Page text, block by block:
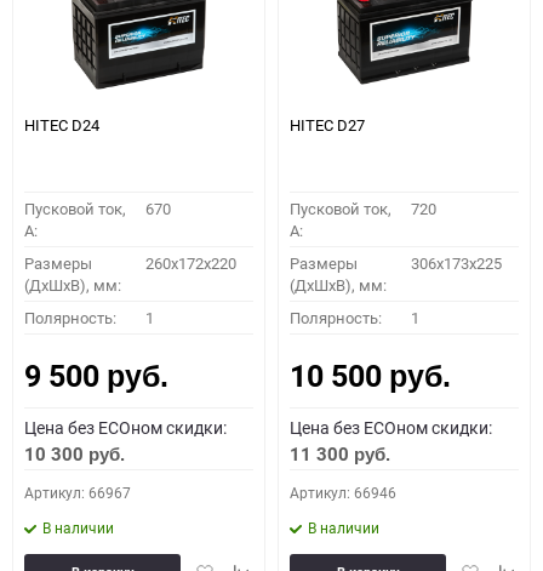
HITEC D24
Пусковой ток,
A:
670
Размеры
(ДхШхВ), мм:
260x172x220
Полярность: 1
9 500 руб.
Цена без ECOном скидки:
10 300 руб.
Артикул: 66967
В наличии
HITEC D27
Пусковой ток,
A:
720
Размеры
(ДхШхВ), мм:
306x173x225
Полярность: 1
10 500 руб.
Цена без ECOном скидки:
11 300 руб.
Артикул: 66946
В наличии